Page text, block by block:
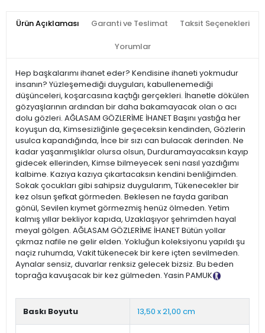
Ürün Açıklaması Garanti ve Teslimat Taksit Seçenekleri
Yorumlar
Hep başkalarımı ihanet eder? Kendisine ihaneti yokmudur
insanın? Yüzleşemediği duyguları, kabullenemediği
düşünceleri, koşarcasına kaçtığı gerçekleri. İhanetle dökülen
gözyaşlarının ardından bir daha bakamayacak olan o acı
dolu gözleri. AĞLASAM GÖZLERİME İHANET Başını yastığa her
koyuşun da, Kimsesizliğinle geçeceksin kendinden, Gözlerin
usulca kapandığında, İnce bir sızı can bulacak derinden. Ne
kadar yaşanmışlıklar olursa olsun, Durduramayacaksın kayıp
gidecek ellerinden, Kimse bilmeyecek seni nasıl yazdığımı
kalbime. Kazıya kazıya çıkartacaksın kendini benliğimden.
Sokak çocukları gibi sahipsiz duygularım, Tükenecekler bir
kez olsun şefkat görmeden. Beklesen ne fayda gariban
gönül, Sevilen kıymet görmezmiş henüz ölmeden. Yetim
kalmış yıllar bekliyor kapıda, Uzaklaşıyor şehrimden hayal
meyal gölgen. AĞLASAM GÖZLERİME İHANET Bütün yollar
çıkmaz nafile ne gelir elden. Yokluğun koleksiyonu yapıldı şu
naçiz ruhumda, Vakit tükenecek bir kere içten sevilmeden.
Aynalar sensiz, duvarlar renksiz gelecek bizsiz. Bu beden
toprağa kavuşacak bir kez gülmeden. Yasin PAMUK
Baskı Boyutu 13,50 x 21,00 cm